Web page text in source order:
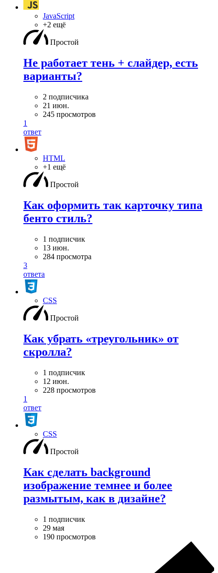
JavaScript
+2 ещё
Простой
Не работает тень + слайдер, есть
варианты?
2 подписчика
21 июн.
245 просмотров
1
ответ
HTML
+1 ещё
Простой
Как оформить так карточку типа
бенто стиль?
1 подписчик
13 июн.
284 просмотра
3
ответа
CSS
Простой
Как убрать «треугольник» от
скролла?
1 подписчик
12 июн.
228 просмотров
1
ответ
CSS
Простой
Как сделать background
изображение темнее и более
размытым, как в дизайне?
1 подписчик
29 мая
190 просмотров